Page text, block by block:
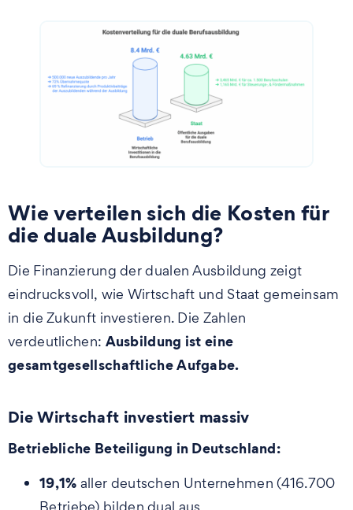
Wie verteilen sich die Kosten für
die duale Ausbildung?
Die Finanzierung der dualen Ausbildung zeigt
eindrucksvoll, wie Wirtschaft und Staat gemeinsam
in die Zukunft investieren. Die Zahlen
verdeutlichen: Ausbildung ist eine
gesamtgesellschaftliche Aufgabe.
Die Wirtschaft investiert massiv
Betriebliche Beteiligung in Deutschland:
19,1% aller deutschen Unternehmen (416.700